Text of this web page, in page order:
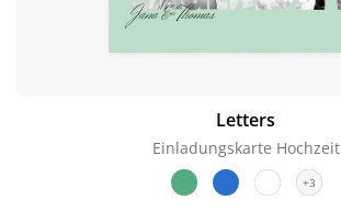
Letters
Einladungskarte Hochzeit
+3